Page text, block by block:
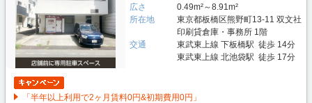
広さ
0.49m²～8.91m²
所在地
東京都板橋区熊野町13-11 双文社
印刷貸倉庫・事務所 1階
交通
東武東上線 下板橋駅 徒歩 14分
東武東上線 北池袋駅 徒歩 17分
「半年以上利用で2ヶ月賃料0円&初期費用0円」